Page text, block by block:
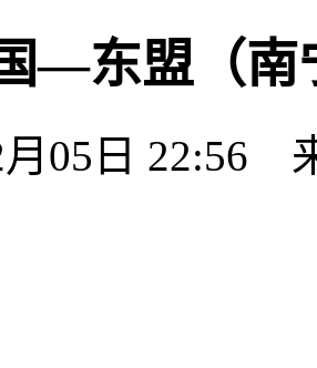
—东盟（南
月05日 22:56